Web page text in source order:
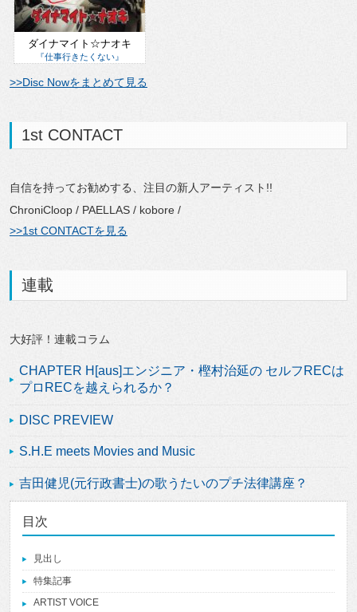
ダイナマイト☆ナオキ
『仕事行きたくない』
>>Disc Nowをまとめて見る
1st CONTACT
自信を持ってお勧めする、注目の新人アーティスト!!
ChroniCloop / PAELLAS / kobore /
>>1st CONTACTを見る
連載
大好評！連載コラム
CHAPTER H[aus]エンジニア・樫村治延の セルフRECは
プロRECを越えられるか？
DISC PREVIEW
S.H.E meets Movies and Music
吉田健児(元行政書士)の歌うたいのプチ法律講座？
目次
見出し
特集記事
ARTIST VOICE